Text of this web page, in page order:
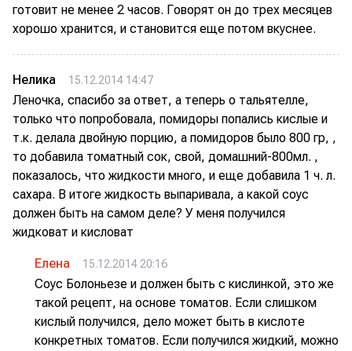
готовит не менее 2 часов. Говорят он до трех месяцев
хорошо хранится, и становится еще потом вкуснее.
Нелика 15.12.2014 14:47
Леночка, спасибо за ответ, а теперь о тальятелле,
только что попробовала, помидоры попались кислые и
т.к. делала двойную порцию, а помидоров было 800 гр, ,
то добавила томатный сок, свой, домашний-800мл. ,
показалось, что жидкости много, и еще добавила 1 ч. л.
сахара. В итоге жидкость выпаривала, а какой соус
должен быть на самом деле? У меня получился
жидковат и кисловат
Елена 15.12.2014 20:16
Соус Болоньезе и должен быть с кислинкой, это же
такой рецепт, на основе томатов. Если слишком
кислый получился, дело может быть в кислоте
конкретных томатов. Если получился жидкий, можно